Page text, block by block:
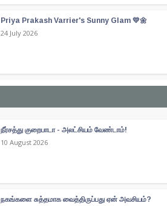
Priya Prakash Varrier's Sunny Glam 💛🌼
24 July 2026
நீர்சத்து குறைபாடா - அலட்சியம் வேண்டாம்!
10 August 2026
நகங்களை சுத்தமாக வைத்திருப்பது ஏன் அவசியம்?